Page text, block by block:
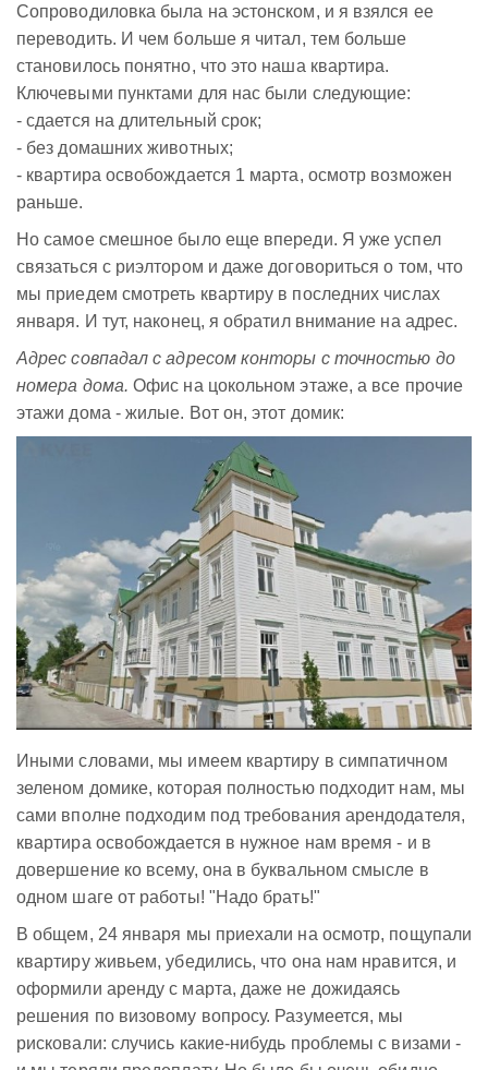
Сопроводиловка была на эстонском, и я взялся ее
переводить. И чем больше я читал, тем больше
становилось понятно, что это наша квартира.
Ключевыми пунктами для нас были следующие:
- сдается на длительный срок;
- без домашних животных;
- квартира освобождается 1 марта, осмотр возможен
раньше.
Но самое смешное было еще впереди. Я уже успел
связаться с риэлтором и даже договориться о том, что
мы приедем смотреть квартиру в последних числах
января. И тут, наконец, я обратил внимание на адрес.
Адрес совпадал с адресом конторы с точностью до
номера дома. Офис на цокольном этаже, а все прочие
этажи дома - жилые. Вот он, этот домик:
Иными словами, мы имеем квартиру в симпатичном
зеленом домике, которая полностью подходит нам, мы
сами вполне подходим под требования арендодателя,
квартира освобождается в нужное нам время - и в
довершение ко всему, она в буквальном смысле в
одном шаге от работы! "Надо брать!"
В общем, 24 января мы приехали на осмотр, пощупали
квартиру живьем, убедились, что она нам нравится, и
оформили аренду с марта, даже не дожидаясь
решения по визовому вопросу. Разумеется, мы
рисковали: случись какие-нибудь проблемы с визами -